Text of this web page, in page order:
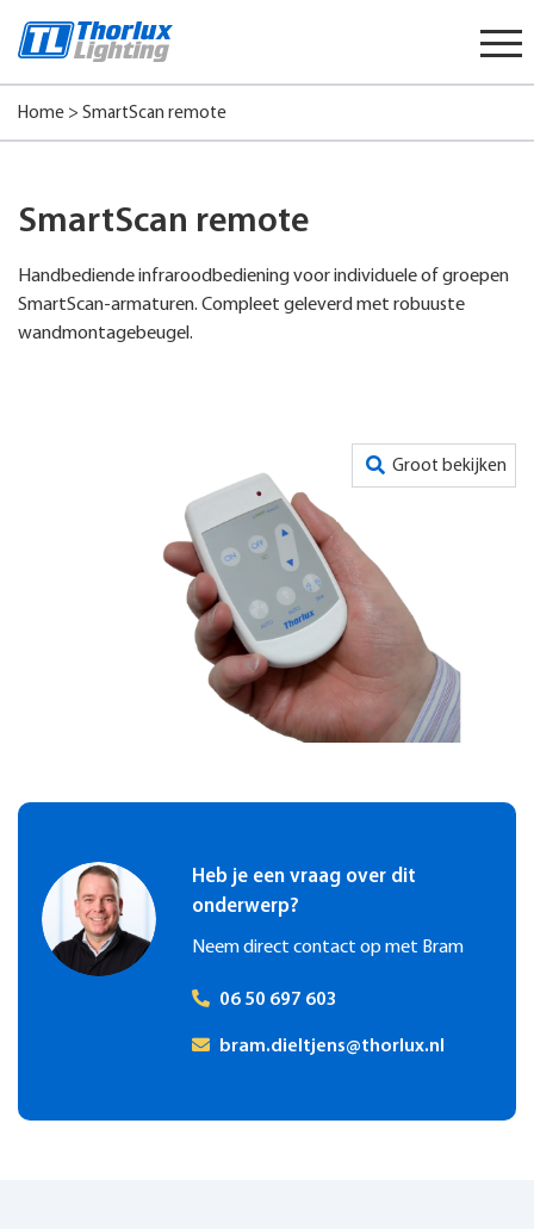
content
Home > SmartScan remote
SmartScan remote
Handbediende infraroodbediening voor individuele of groepen
SmartScan-armaturen. Compleet geleverd met robuuste
wandmontagebeugel.
Heb je een vraag over dit
onderwerp?
Neem direct contact op met Bram
06 50 697 603
bram.dieltjens@thorlux.nl